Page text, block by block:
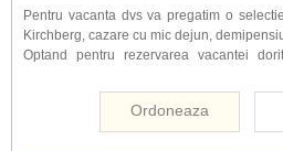
Pentru vacanta dvs va pregatim o
Kirchberg, cazare cu mic dejun,
Optand pentru rezervarea vacantei
reduceri substantiale la cele mai
cele mai reprezentative unitati de cazare
magia sarbatorilor de iarna austriaca.
Ordoneaza